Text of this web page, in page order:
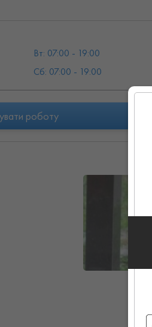
Вт: 07:00 - 19:00
Сб: 07:00 - 19:00
роботу